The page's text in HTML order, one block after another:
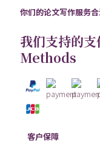
你们的论文写作服务合
我们支持的
Methods
客户保障